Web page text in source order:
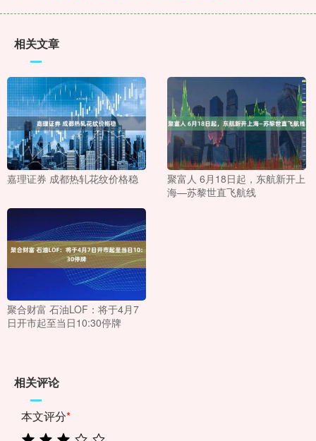
相关文章
嘉理证券 成都热轧花纹价格稳
聚富人 6月18日起，东航新开上
海—苏黎世直飞航线
聚合财富 石油LOF：将于4月7
日开市起至当日10:30停牌
相关评论
本文评分*